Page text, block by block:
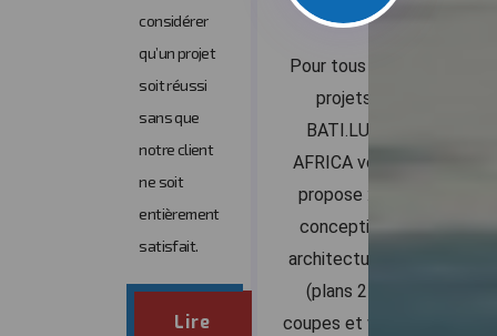
considérer
qu’un projet
soit réussi
sans que
notre client
ne soit
entièrement
satisfait.
Lire
Pour tous vos
projets
BATI.LUX
AFRICA vous
propose : la
conception
architecturale
(plans 2D,
coupes et vues